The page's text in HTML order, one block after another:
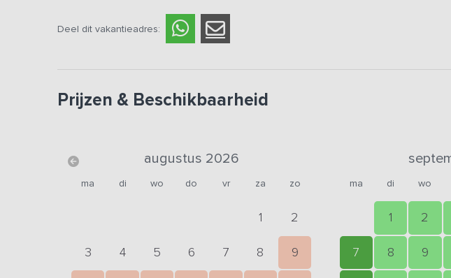
Deel dit vakantieadres:
Prijzen & Beschikbaarheid
augustus 2026
ma di wo do vr za zo
1 2
3 4 5 6 7 8 9
ma di wo
1 2
7 8 9